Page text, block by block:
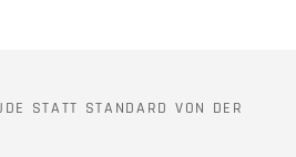
STATT STANDARD VON DER